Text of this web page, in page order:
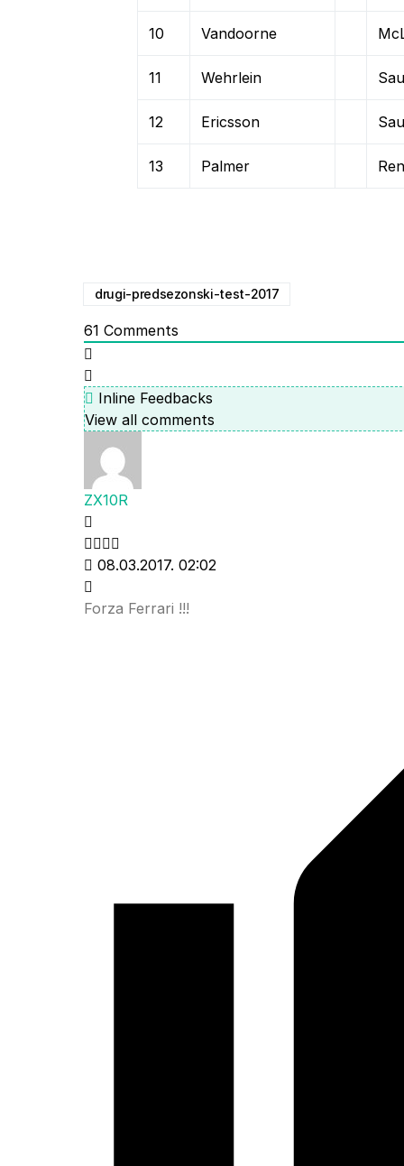
10 Vandoorne
11 Wehrlein
12 Ericsson
13 Palmer
drugi-predsezonski-test-2017
61 Comments
Inline Feedbacks
View all comments
ZX10R
08.03.2017. 02:02
Forza Ferrari !!!